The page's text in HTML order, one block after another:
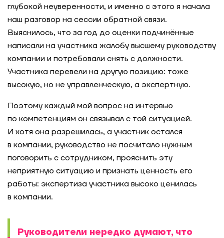
глубокой неуверенности, и именно с этого я начала
наш разговор на сессии обратной связи.
Выяснилось, что за год до оценки подчинённые
написали на участника жалобу высшему руководству
компании и потребовали снять с должности.
Участника перевели на другую позицию: тоже
высокую, но не управленческую, а экспертную.
Поэтому каждый мой вопрос на интервью
по компетенциям он связывал с той ситуацией.
И хотя она разрешилась, а участник остался
в компании, руководство не посчитало нужным
поговорить с сотрудником, прояснить эту
неприятную ситуацию и признать ценность его
работы: экспертиза участника высоко ценилась
в компании.
Руководители нередко думают, что